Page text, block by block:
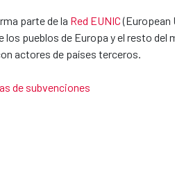
parte de la Red EUNIC(European
pueblos de Europa y el resto del
actores de países terceros.
de subvenciones